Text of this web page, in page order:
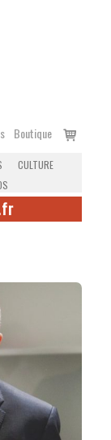
Boutique
Voir
CULTURE